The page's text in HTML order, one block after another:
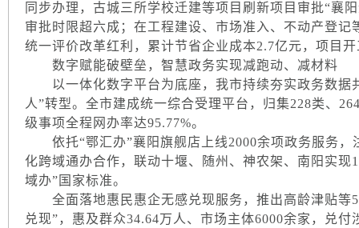
同步办理，古城三所学校迁建等项目刷新项目审批“襄
审批时限超六成；在工程建设、市场准入、不动产登
统一评价改革红利，累计节省企业成本2.7亿元，项目
数字赋能破壁垒，智慧政务实现减跑动、减材料
以一体化数字平台为底座，我市持续夯实政务数据
人”转型。全市建成统一综合受理平台，归集228类、
级事项全程网办率达95.77%。
依托“鄂汇办”襄阳旗舰店上线2000余项政务服务，
化跨域通办合作，联动十堰、随州、神农架、南阳实
域办”国家标准。
全面落地惠民惠企无感兑现服务，推出高龄津贴等5
兑现”，惠及群众34.64万人、市场主体6000余家，兑